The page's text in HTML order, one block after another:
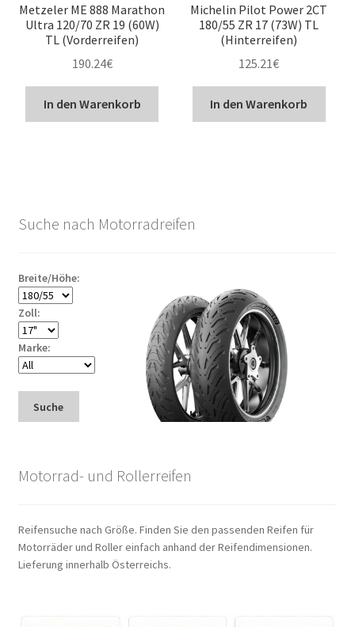
Metzeler ME 888 Marathon
Ultra 120/70 ZR 19 (60W)
TL (Vorderreifen)
190.24€
In den Warenkorb
Michelin Pilot Power 2CT
180/55 ZR 17 (73W) TL
(Hinterreifen)
125.21€
In den Warenkorb
Suche nach Motorradreifen
Breite/Höhe:
Zoll:
Marke:
Suche
Motorrad- und Rollerreifen
Reifensuche nach Größe. Finden Sie den passenden Reifen für
Motorräder und Roller einfach anhand der Reifendimensionen.
Lieferung innerhalb Österreichs.